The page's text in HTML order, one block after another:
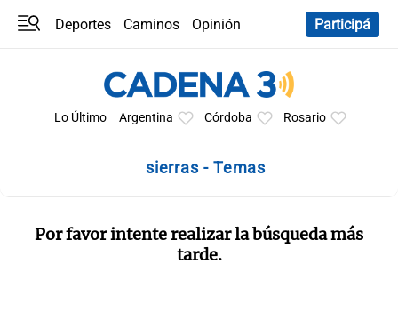
Deportes Caminos
Opinión
Participá
Lo Último Argentina Córdoba Rosario
sierras - Temas
Por favor intente realizar la búsqueda más
tarde.